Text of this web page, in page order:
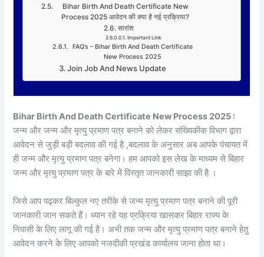
Bihar Birth And Death Certificate New
Process 2025 आवेदन की क्या है नई प्रक्रिया?
सारांश
Important Link
FAQ’s – Bihar Birth And Death Certificate
New Process 2025
Join Job And News Update
Bihar Birth And Death Certificate New Process 2025 :
जन्म और जन्म और मृत्यु प्रमाण पत्र बनाने को लेकर संख्यिकीक विभाग द्वारा
आवेदन से जुड़ी बड़ी बदलाव की गई है ,बदलाव के अनुसार अब आपके पंचायत में
ही जन्म और मृत्यु प्रमाण पत्र बनेगा। हम आपको इस लेख के माध्यम से बिहार
जन्म और मृत्यु प्रमाण पत्र के बारे में विस्तृत जानकारी साझा की है ।
जिसे आप पढ़कर बिल्कुल नए तरीके से जन्म मृत्यु प्रमाण पत्र बनाने की पूरी
जानकारी जान सकते हैं। ध्यान रहे यह प्रक्रिया खासकर बिहार राज्य के
निवासी के लिए लागू की गई है। अभी तक जन्म और मृत्यु प्रमाण पत्र बनाने हेतु
आवेदन करने के लिए आपको नजदीकी प्रखंड कार्यालय जाना होता था।